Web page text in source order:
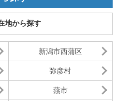
地から探す
新潟市西蒲区
弥彦村
燕市